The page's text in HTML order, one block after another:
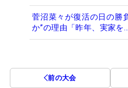
菅沼菜々が復活の日の勝
か”の理由「昨年、実家を…
前の大会